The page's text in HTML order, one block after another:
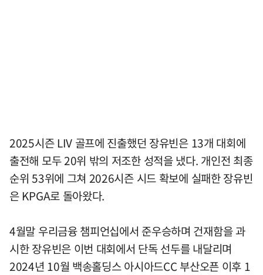
2025시즌 LIV 골프에 진출했던 장유빈은 13개 대회에
출전해 모두 20위 밖의 저조한 성적을 냈다. 개인전 최종
순위 53위에 그쳐 2026시즌 시드 확보에 실패한 장유빈
은 KPGA로 돌아왔다.
4월말 우리금융 챔피언십에서 준우승하며 건재함을 과
시한 장유빈은 이번 대회에서 단독 선두를 내달리며
2024년 10월 백송홀딩스 아시아드CC 부산오픈 이후 1